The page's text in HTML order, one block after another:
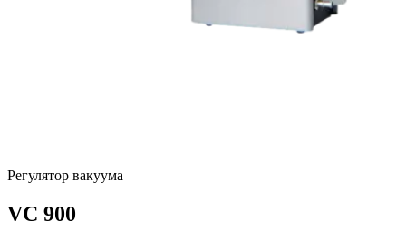
Регулятор вакуума
VC 900